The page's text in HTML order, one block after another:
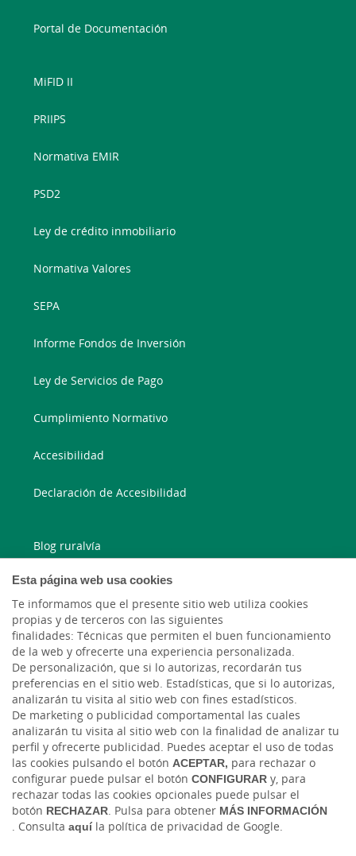
Esta página web usa cookies
Te informamos que el presente sitio web utiliza cookies
propias y de terceros con las siguientes
finalidades: Técnicas que permiten el buen funcionamiento
de la web y ofrecerte una experiencia personalizada.
De personalización, que si lo autorizas, recordarán tus
preferencias en el sitio web. Estadísticas, que si lo autorizas,
analizarán tu visita al sitio web con fines estadísticos.
De marketing o publicidad comportamental las cuales
analizarán tu visita al sitio web con la finalidad de analizar tu
perfil y ofrecerte publicidad. Puedes aceptar el uso de todas
las cookies pulsando el botón ACEPTAR, para rechazar o
configurar puede pulsar el botón CONFIGURAR y, para
rechazar todas las cookies opcionales puede pulsar el
botón RECHAZAR. Pulsa para obtener MÁS INFORMACIÓN
. Consulta aquíla política de privacidad de Google.
Portal de Documentación
MiFID II
PRIIPS
Normativa EMIR
PSD2
Ley de crédito inmobiliario
Normativa Valores
SEPA
Informe Fondos de Inversión
Ley de Servicios de Pago
Cumplimiento Normativo
Accesibilidad
Declaración de Accesibilidad
Blog ruralvía
Blog Joven In
Facebook
Twitter
Tablón de anuncios Tipos de cambio Aviso legal
Política de cookies
Protección de datos
Ciberseguridad